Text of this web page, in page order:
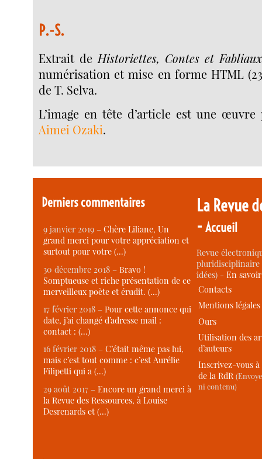
P.-S.
Extrait de Historiettes, Contes et
numérisation et mise en forme HTML
de T. Selva.
L’image en tête d’article est une œuvre
Aimei Ozaki.
Derniers commentaires
9 janvier 2019 –Chère Liliane, Un
grand merci pour votre appréciation et
surtout pour votre (…)
30 décembre 2018 –Bravo !
Somptueuse et riche présentation de ce
merveilleux poète et érudit. (…)
17 février 2018 –Pour cette annonce qui
date, j’ai changé d’adresse mail :
contact : (…)
16 février 2018 –C’était même pas lui,
mais c’est tout comme : c’est Aurélie
Filipetti qui a (…)
29 août 2017 –Encore un grand merci à
la Revue des Ressources, à Louise
Desrenards et (…)
La Revue
-Accueil
Revue
idées) -En
Contacts
Mentions légales
Ours
Utilisation des
d’auteurs
Inscrivez-vous
de la RdR
ni contenu)